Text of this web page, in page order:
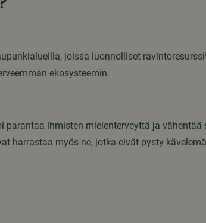
joissa luonnolliset
ekosysteemin.
ihmisten mielenterveyttä ja vähentää
harrastaa myös ne, jotka eivät pysty